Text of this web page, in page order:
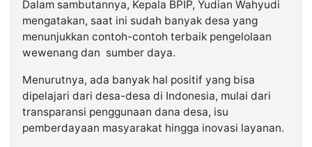
Dalam sambutannya, Kepala BPIP, Yudian Wahyudi
mengatakan, saat ini sudah banyak desa yang
menunjukkan contoh-contoh terbaik pengelolaan
wewenang dan sumber daya.
Menurutnya, ada banyak hal positif yang bisa
dipelajari dari desa-desa di Indonesia, mulai dari
transparansi penggunaan dana desa, isu
pemberdayaan masyarakat hingga inovasi layanan.